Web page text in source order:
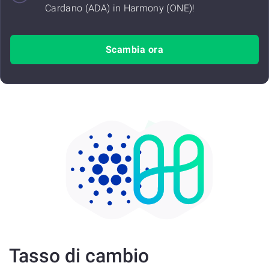
Cardano (ADA) in Harmony (ONE)!
Scambia ora
Tasso di cambio